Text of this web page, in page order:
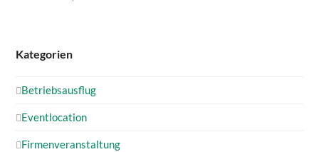
Kategorien
Betriebsausflug
Eventlocation
Firmenveranstaltung